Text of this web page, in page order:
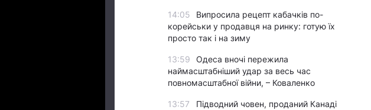
14:05
Випросила рецепт кабачків по-
корейськи у продавця на ринку: готую їх
просто так і на зиму
13:59
Одеса вночі пережила
наймасштабніший удар за весь час
повномасштабної війни, – Коваленко
13:57
Підводний човен, проданий Канаді